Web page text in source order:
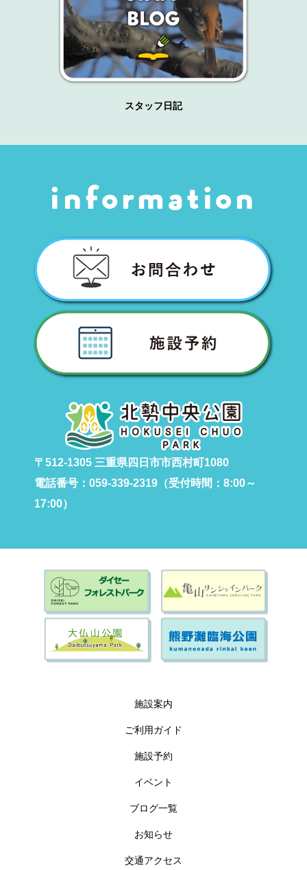
スタッフ日記
〒512-1305 三重県四日市市西村町1080
電話番号：059-339-2319（受付時間：8:00～
17:00）
施設案内
ご利用ガイド
施設予約
イベント
ブログ一覧
お知らせ
交通アクセス